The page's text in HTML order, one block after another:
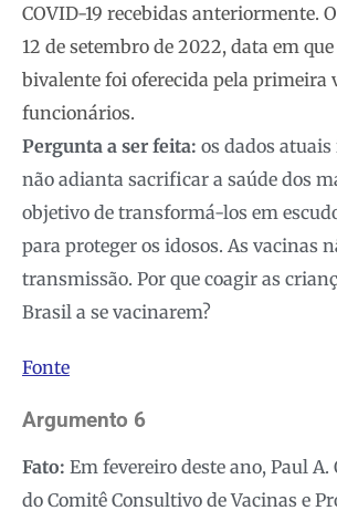
COVID-19 recebidas anteriormente.
12 de setembro de 2022, data em
bivalente foi oferecida pela primeira
funcionários.
Pergunta a ser feita: os dados
não adianta sacrificar a saúde dos
objetivo de transformá-los em
para proteger os idosos. As vacinas
transmissão. Por que coagir as
Brasil a se vacinarem?
Fonte
Argumento 6
Fato: Em fevereiro deste ano, Paul
do Comitê Consultivo de Vacinas e